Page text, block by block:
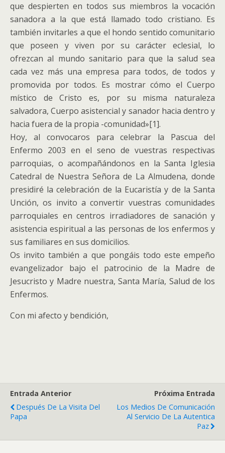
que despierten en todos sus miembros la vocación
sanadora a la que está llamado todo cristiano. Es
también invitarles a que el hondo sentido comunitario
que poseen y viven por su carácter eclesial, lo
ofrezcan al mundo sanitario para que la salud sea
cada vez más una empresa para todos, de todos y
promovida por todos. Es mostrar cómo el Cuerpo
místico de Cristo es, por su misma naturaleza
salvadora, Cuerpo asistencial y sanador hacia dentro y
hacia fuera de la propia -comunidad»[1].
Hoy, al convocaros para celebrar la Pascua del
Enfermo 2003 en el seno de vuestras respectivas
parroquias, o acompañándonos en la Santa Iglesia
Catedral de Nuestra Señora de La Almudena, donde
presidiré la celebración de la Eucaristía y de la Santa
Unción, os invito a convertir vuestras comunidades
parroquiales en centros irradiadores de sanación y
asistencia espiritual a las personas de los enfermos y
sus familiares en sus domicilios.
Os invito también a que pongáis todo este empeño
evangelizador bajo el patrocinio de la Madre de
Jesucristo y Madre nuestra, Santa María, Salud de los
Enfermos.
Con mi afecto y bendición,
Entrada Anterior
Después De La Visita Del
Papa
Próxima Entrada
Los Medios De Comunicación
Al Servicio De La Autentica
Paz